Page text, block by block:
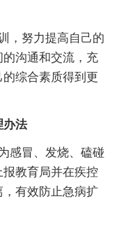
努力提高自己的
沟通和交流，充
综合素质得到更
办法
冒、发烧、磕碰
教育局并在疾控
有效防止急病扩